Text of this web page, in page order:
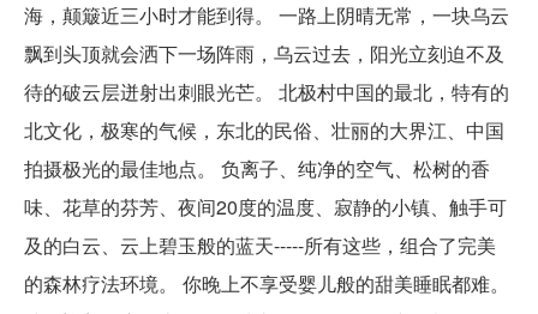
海，颠簸近三小时才能到得。 一路上阴晴无常，一块乌云
飘到头顶就会洒下一场阵雨，乌云过去，阳光立刻迫不及
待的破云层迸射出刺眼光芒。 北极村中国的最北，特有的
北文化，极寒的气候，东北的民俗、壮丽的大界江、中国
拍摄极光的最佳地点。 负离子、纯净的空气、松树的香
味、花草的芬芳、夜间20度的温度、寂静的小镇、触手可
及的白云、云上碧玉般的蓝天-----所有这些，组合了完美
的森林疗法环境。 你晚上不享受婴儿般的甜美睡眠都难。